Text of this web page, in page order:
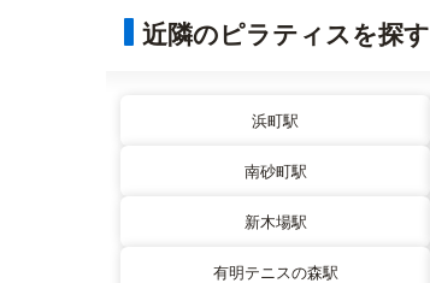
近隣のピラティスを探す
浜町駅
南砂町駅
新木場駅
有明テニスの森駅